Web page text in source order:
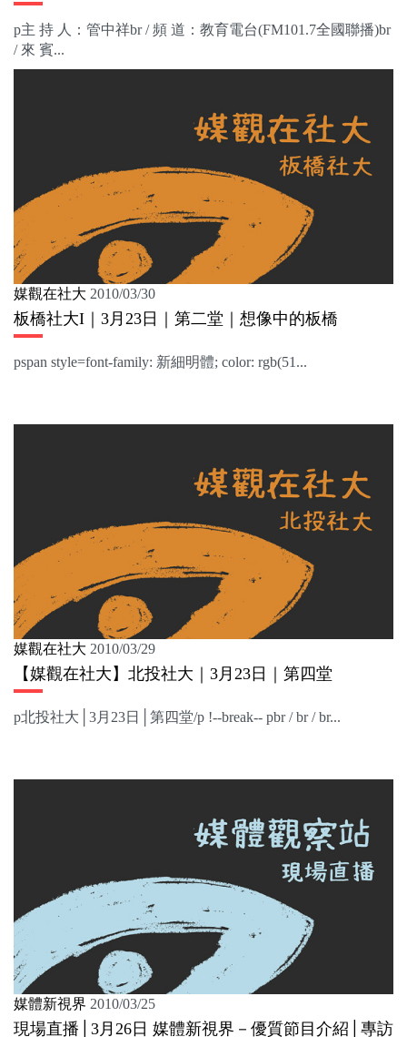
p主 持 人：管中祥br / 頻 道：教育電台(FM101.7全國聯播)br
/ 來 賓...
媒觀在社大 2010/03/30
板橋社大I｜3月23日｜第二堂｜想像中的板橋
pspan style=font-family: 新細明體; color: rgb(51...
媒觀在社大 2010/03/29
【媒觀在社大】北投社大｜3月23日｜第四堂
p北投社大│3月23日│第四堂/p !--break-- pbr / br / br...
媒體新視界 2010/03/25
現場直播│3月26日 媒體新視界－優質節目介紹│專訪